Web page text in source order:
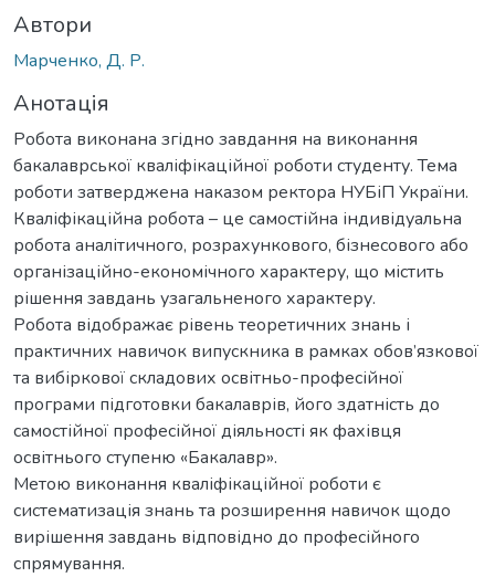
Автори
Марченко, Д. Р.
Анотація
Робота виконана згідно завдання на виконання
бакалаврської кваліфікаційної роботи студенту. Тема
роботи затверджена наказом ректора НУБіП України.
Кваліфікаційна робота – це самостійна індивідуальна
робота аналітичного, розрахункового, бізнесового або
організаційно-економічного характеру, що містить
рішення завдань узагальненого характеру.
Робота відображає рівень теоретичних знань і
практичних навичок випускника в рамках обов’язкової
та вибіркової складових освітньо-професійної
програми підготовки бакалаврів, його здатність до
самостійної професійної діяльності як фахівця
освітнього ступеню «Бакалавр».
Метою виконання кваліфікаційної роботи є
систематизація знань та розширення навичок щодо
вирішення завдань відповідно до професійного
спрямування.